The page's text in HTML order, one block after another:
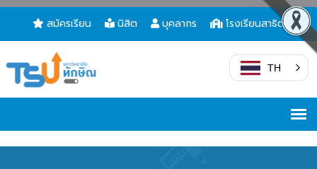
สมัครเรียน นิสิต บุคลากร โรงเรียนสาธิต
TH